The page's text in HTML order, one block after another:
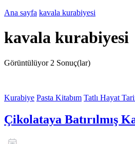
Ana sayfa kavala kurabiyesi
kavala kurabiyesi
Görüntülüyor 2 Sonuç(lar)
Kurabiye Pasta Kitabım Tatlı Hayat
Çikolataya Batırılmış